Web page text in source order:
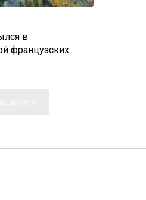
в
французских